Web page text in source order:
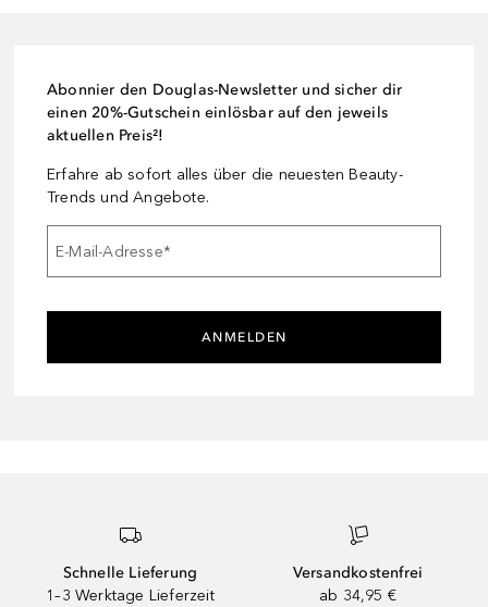
Abonnier den Douglas-Newsletter und sicher dir
einen 20%-Gutschein einlösbar auf den jeweils
aktuellen Preis²!
Erfahre ab sofort alles über die neuesten Beauty-
Trends und Angebote.
E-Mail-Adresse*
ANMELDEN
Schnelle Lieferung
1–3 Werktage Lieferzeit
Versandkostenfrei
ab 34,95 €